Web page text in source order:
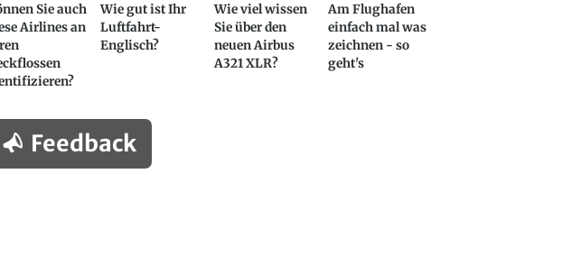
Sie auch
Airlines an
Wie gut ist Ihr
Luftfahrt-
Englisch?
Wie viel wissen
Sie über den
neuen Airbus
A321 XLR?
Am Flughafen
einfach mal was
zeichnen - so
geht's
Feedback